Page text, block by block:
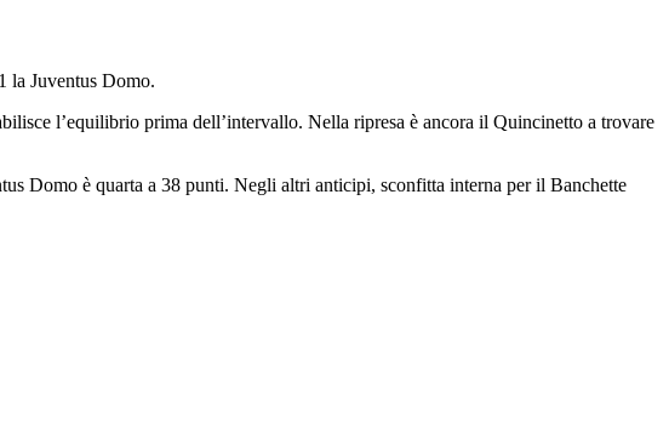
la Juventus Domo.
l’equilibrio prima dell’intervallo. Nella ripresa è ancora il Quincinetto a trovare
Domo è quarta a 38 punti. Negli altri anticipi, sconfitta interna per il Banchette